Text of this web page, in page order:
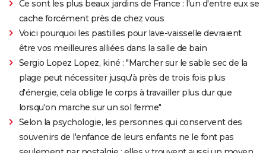
Ce sont les plus beaux jardins de France : l'un d'entre eux se
cache forcément près de chez vous
Voici pourquoi les pastilles pour lave-vaisselle devraient
être vos meilleures alliées dans la salle de bain
Sergio Lopez Lopez, kiné : "Marcher sur le sable sec de la
plage peut nécessiter jusqu'à près de trois fois plus
d'énergie, cela oblige le corps à travailler plus dur que
lorsqu'on marche sur un sol ferme"
Selon la psychologie, les personnes qui conservent des
souvenirs de l'enfance de leurs enfants ne le font pas